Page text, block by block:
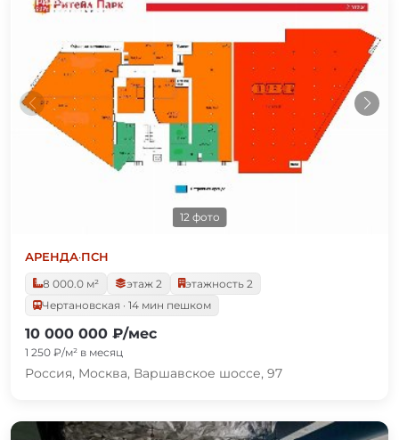
12 фото
АРЕНДА·ПСН
8 000.0 м²
этаж 2
этажность 2
Чертановская · 14 мин пешком
10 000 000 ₽/мес
1 250 ₽/м² в месяц
Россия, Москва, Варшавское шоссе, 97